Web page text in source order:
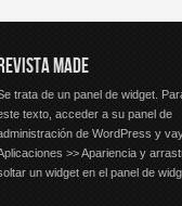
MADE
trata de un panel de widget.
texto, acceder a su panel de
de WordPress y
>> Apariencia y
un widget en el panel de